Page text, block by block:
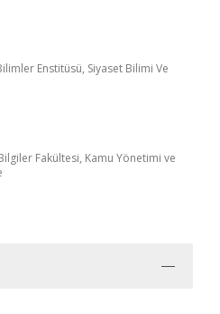
Enstitüsü, Siyaset Bilimi Ve
Fakültesi, Kamu Yönetimi ve